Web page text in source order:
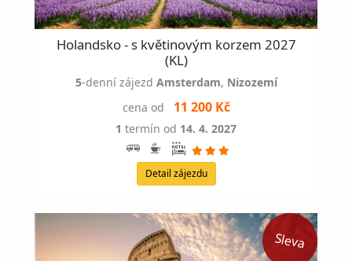
Holandsko - s květinovým korzem 2027
(KL)
5-denní zájezd Amsterdam, Nizozemí
cena od
11 200 Kč
1 termín od 14. 4. 2027
Detail zájezdu